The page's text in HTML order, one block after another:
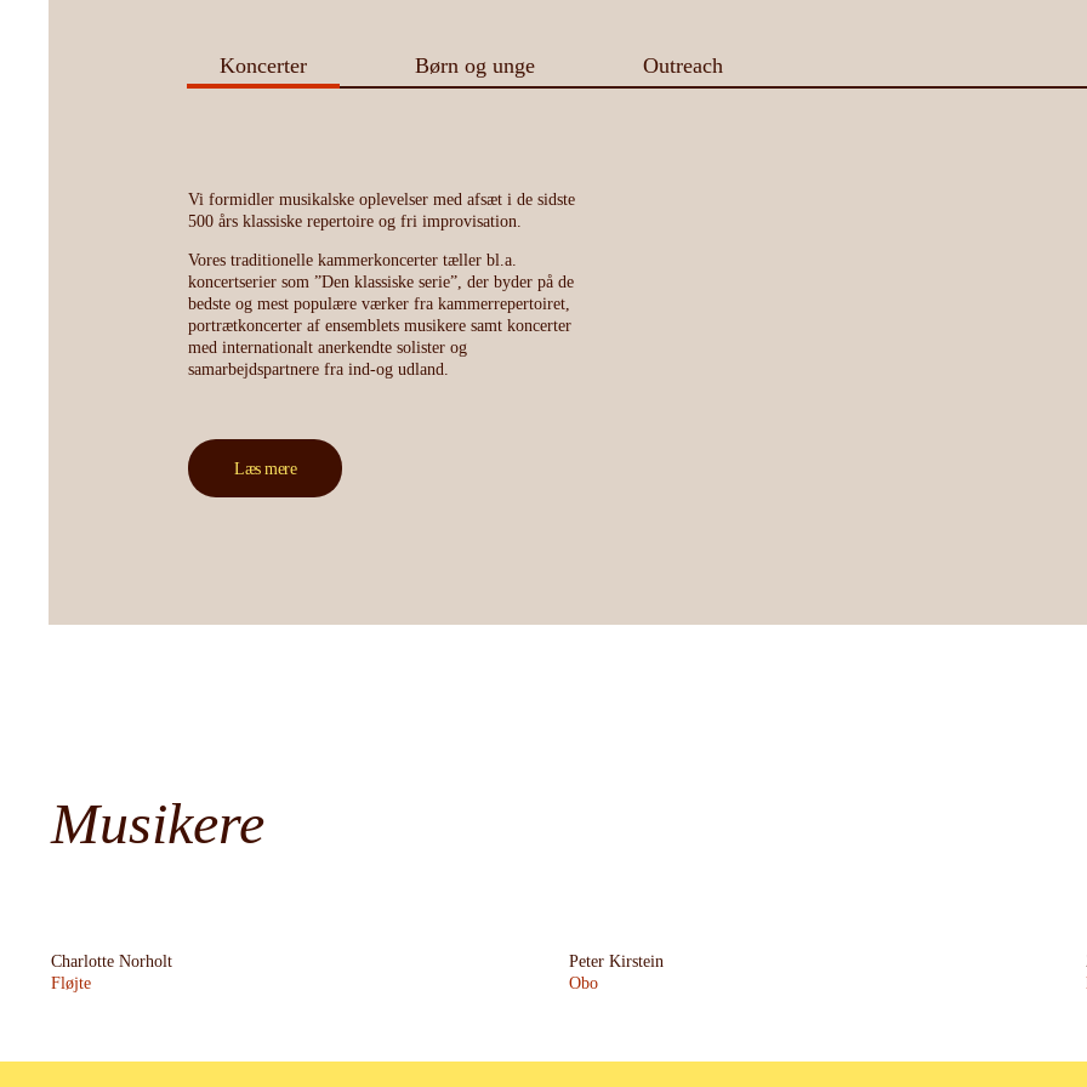
Koncerter Børn og unge Outreach
Vi formidler musikalske oplevelser med afsæt i de sidste
500 års klassiske repertoire og fri improvisation.
Vores traditionelle kammerkoncerter tæller bl.a.
koncertserier som ”Den klassiske serie”, der byder på de
bedste og mest populære værker fra kammerrepertoiret,
portrætkoncerter af ensemblets musikere samt koncerter
med internationalt anerkendte solister og
samarbejdspartnere fra ind-og udland.
Læs mere
Musikere
Charlotte Norholt
Fløjte
Peter Kirstein
Obo